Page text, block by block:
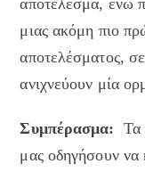
αποτέλεσμα, ενώ
μιας ακόμη πιο
αποτελέσματος,
ανιχνεύουν μία
Συμπέρασμα: Τα
μας οδηγήσουν να